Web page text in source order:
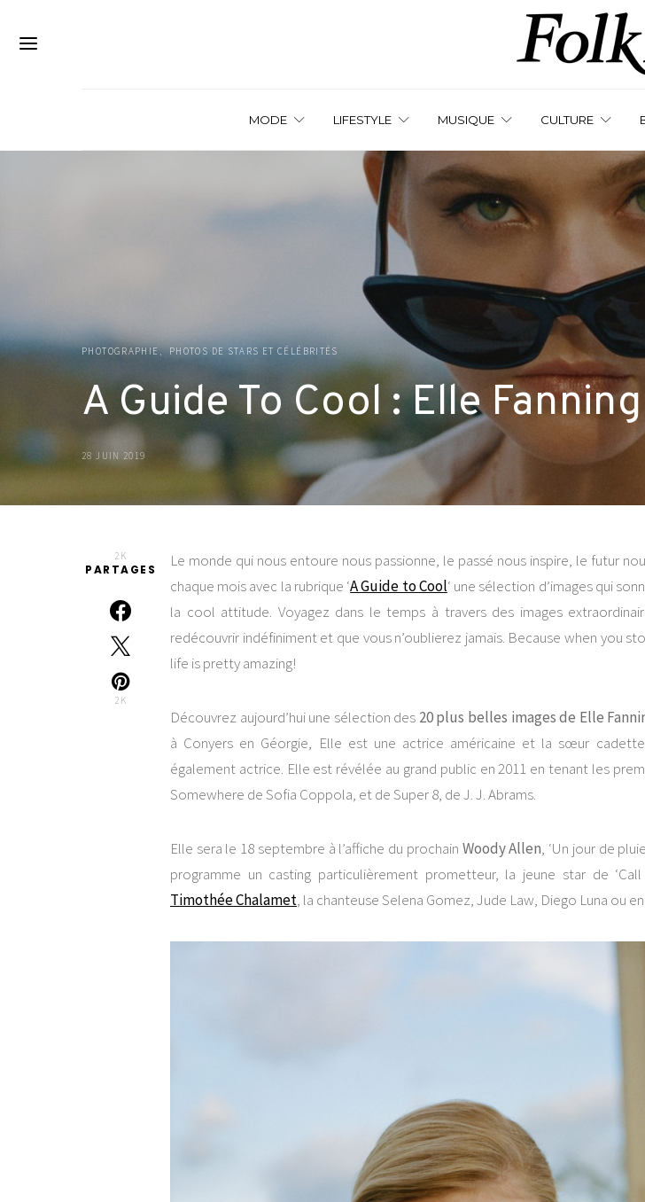
MODE LIFESTYLE MUSIQUE CULTURE
PHOTOGRAPHIE PHOTOS DE STARS ET CÉLÉBRITÉS
A Guide To Cool : Elle Fanning
28 JUIN 2019
2K
PARTAGES
2K
Le monde qui nous entoure nous passionne, le passé nous inspire, le futur
chaque mois avec la rubrique ‘A Guide to Cool‘ une sélection d’images qui
la cool attitude. Voyagez dans le temps à travers des images
redécouvrir indéfiniment et que vous n’oublierez jamais. Because when you
life is pretty amazing!
Découvrez aujourd’hui une sélection des 20 plus belles images de Elle
à Conyers en Géorgie, Elle est une actrice américaine et la sœur
également actrice. Elle est révélée au grand public en 2011 en tenant les
Somewhere de Sofia Coppola, et de Super 8, de J. J. Abrams.
Elle sera le 18 septembre à l’affiche du prochain Woody Allen, ‘Un jour de
programme un casting particulièrement prometteur, la jeune star de ‘Call
Timothée Chalamet, la chanteuse Selena Gomez, Jude Law, Diego Luna ou